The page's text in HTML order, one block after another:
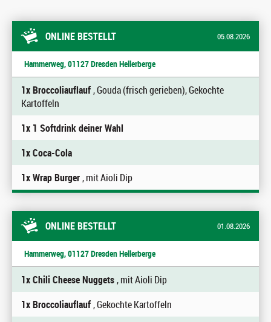
ONLINE BESTELLT 05.08.2026
Hammerweg, 01127 Dresden Hellerberge
1x Broccoliauflauf, Gouda (frisch gerieben), Gekochte
Kartoffeln
1x 1 Softdrink deiner Wahl
1x Coca-Cola
1x Wrap Burger, mit Aioli Dip
ONLINE BESTELLT 01.08.2026
Hammerweg, 01127 Dresden Hellerberge
1x Chili Cheese Nuggets, mit Aioli Dip
1x Broccoliauflauf, Gekochte Kartoffeln